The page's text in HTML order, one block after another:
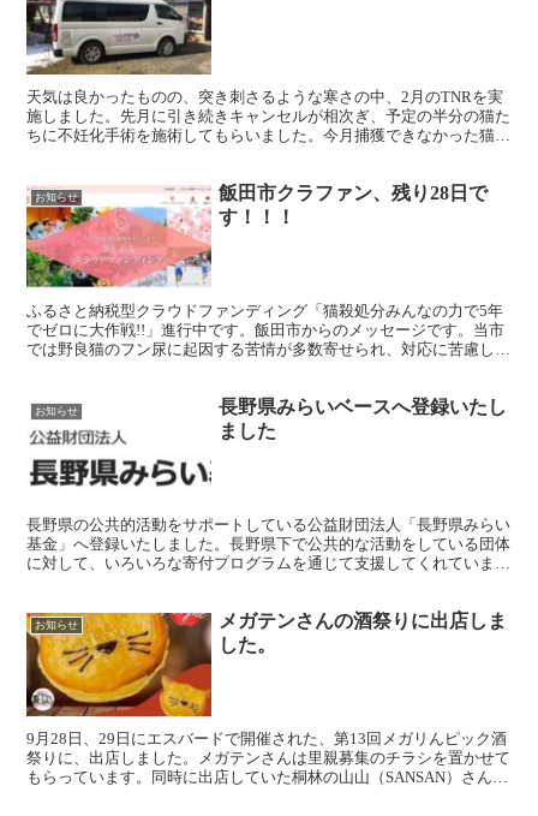
天気は良かったものの、突き刺さるような寒さの中、2月のTNRを実
施しました。先月に引き続きキャンセルが相次ぎ、予定の半分の猫た
ちに不妊化手術を施術してもらいました。今月捕獲できなかった猫
お知らせ
飯田市クラファン、残り28日で
す！！！
ふるさと納税型クラウドファンディング「猫殺処分みんなの力で5年
でゼロに大作戦!!」進行中です。飯田市からのメッセージです。当市
では野良猫のフン尿に起因する苦情が多数寄せられ、対応に苦慮して
お知らせ
長野県みらいベースへ登録いたし
ました
長野県の公共的活動をサポートしている公益財団法人「長野県みらい
基金」へ登録いたしました。長野県下で公共的な活動をしている団体
に対して、いろいろな寄付プログラムを通じて支援してくれていま
お知らせ
メガテンさんの酒祭りに出店しま
した。
9月28日、29日にエスバードで開催された、第13回メガリんピック酒
祭りに、出店しました。メガテンさんは里親募集のチラシを置かせて
もらっています。同時に出店していた桐林の山山（SANSAN）さんか